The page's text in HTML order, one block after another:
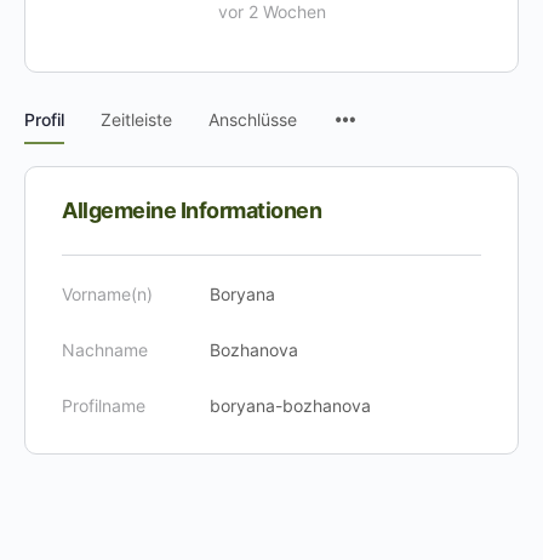
vor 2 Wochen
Profil Zeitleiste Anschlüsse
Allgemeine Informationen
Vorname(n) Boryana
Nachname Bozhanova
Profilname boryana-bozhanova